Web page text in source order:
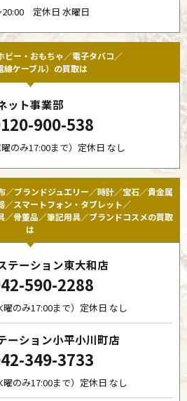
20:00 定休日 水曜日
ビー・おもちゃ／電子タバコ／
線ケーブル）の買取は
ット事業部
900-538
のみ17:00まで）定休日 なし
／ブランドジュエリー／時計／宝石／貴金属
／スマートフォン・タブレット／
／骨董品／筆記用具／ブランドコスメの買取
は
テーション東大和店
590-2288
曜のみ17:00まで）定休日 なし
ーション小平小川町店
349-3733
曜のみ17:00まで）定休日 なし